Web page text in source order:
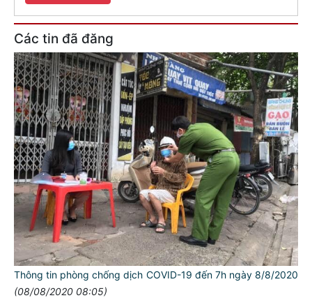
Các tin đã đăng
Thông tin phòng chống dịch COVID-19 đến 7h ngày 8/8/2020
(08/08/2020 08:05)